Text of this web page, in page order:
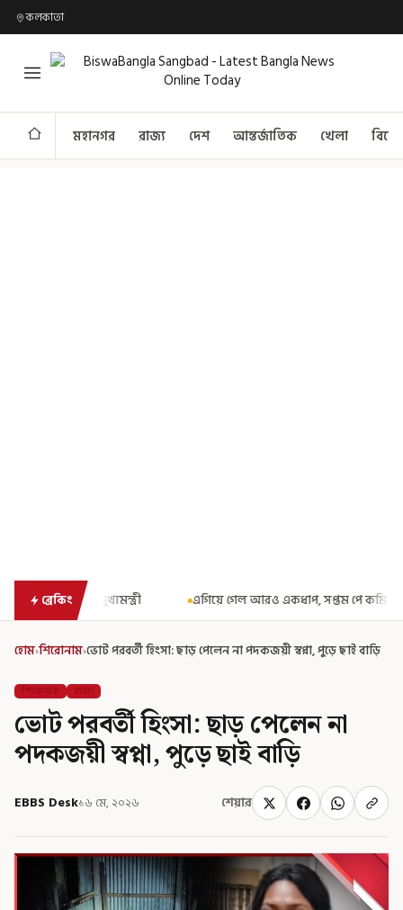
কলকাতা
মহানগর রাজ্য দেশ আন্তর্জাতিক খেলা
ব্রেকিং
এগিয়ে গেল আরও একধাপ, সপ্তম পে কমিশন গঠনের একাধিক শর্ত ঘোষণা
হোম›শিরোনাম›ভোট পরবর্তী হিংসা: ছাড় পেলেন না পদকজয়ী স্বপ্না, পুড়ে ছাই বাড়ি
শিরোনাম রাজ্য
ভোট পরবর্তী হিংসা: ছাড় পেলেন না
পদকজয়ী স্বপ্না, পুড়ে ছাই বাড়ি
EBBS Desk১৬ মে, ২০২৬ শেয়ার